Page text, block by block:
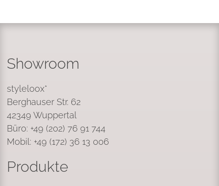
Showroom
styleloox*
Berghauser Str. 62
42349 Wuppertal
Büro: +49 (202) 76 91 744
Mobil: +49 (172) 36 13 006
Produkte